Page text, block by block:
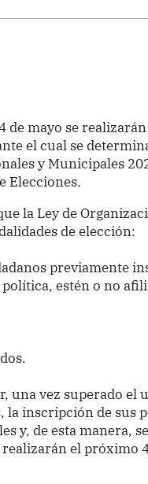
de mayo se
el cual se
y Municipales
Elecciones.
la Ley de
de elección:
previamente
estén o no
una vez superado el
la inscripción de sus
y, de esta manera,
el próximo